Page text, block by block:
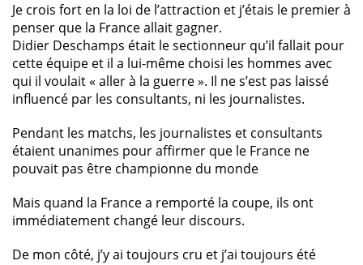
Je crois fort en la loi de l’attraction et j’étais le premier à
penser que la France allait gagner.
Didier Deschamps était le sectionneur qu’il fallait pour
cette équipe et il a lui-même choisi les hommes avec
qui il voulait « aller à la guerre ». Il ne s’est pas laissé
influencé par les consultants, ni les journalistes.
Pendant les matchs, les journalistes et consultants
étaient unanimes pour affirmer que le France ne
pouvait pas être championne du monde
Mais quand la France a remporté la coupe, ils ont
immédiatement changé leur discours.
De mon côté, j’y ai toujours cru et j’ai toujours été